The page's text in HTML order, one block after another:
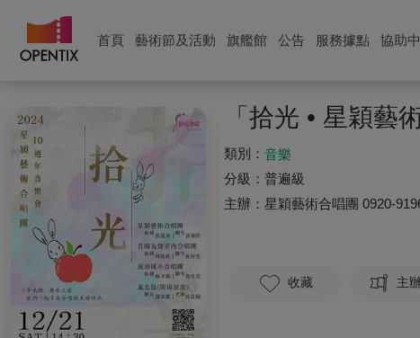
首頁 藝術節及活動 旗艦館 公告 服務據點 協助
「拾光 • 星穎藝
類別： 音樂
分級： 普遍級
主辦： 星穎藝術合唱團 0920-
收藏 主